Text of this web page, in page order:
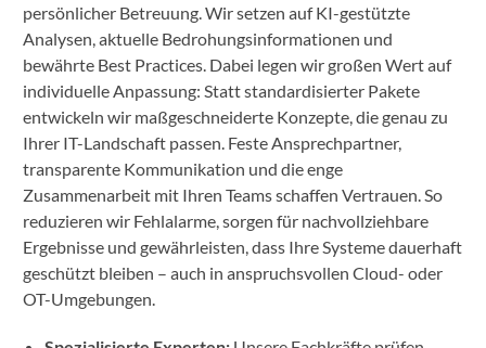
persönlicher Betreuung. Wir setzen auf KI-gestützte
Analysen, aktuelle Bedrohungsinformationen und
bewährte Best Practices. Dabei legen wir großen Wert auf
individuelle Anpassung: Statt standardisierter Pakete
entwickeln wir maßgeschneiderte Konzepte, die genau zu
Ihrer IT-Landschaft passen. Feste Ansprechpartner,
transparente Kommunikation und die enge
Zusammenarbeit mit Ihren Teams schaffen Vertrauen. So
reduzieren wir Fehlalarme, sorgen für nachvollziehbare
Ergebnisse und gewährleisten, dass Ihre Systeme dauerhaft
geschützt bleiben – auch in anspruchsvollen Cloud- oder
OT-Umgebungen.